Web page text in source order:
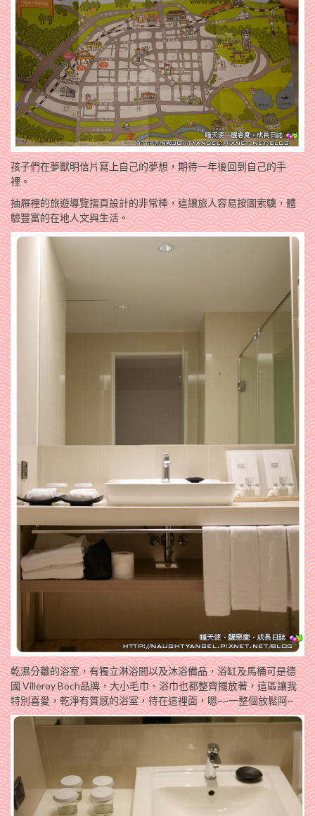
孩子們在夢獸明信片寫上自己的夢想，期待一年後回到自己的手
裡。
抽屜裡的旅遊導覽摺頁設計的非常棒，這讓旅人容易按圖索驥，體
驗豐富的在地人文與生活。
乾濕分離的浴室，有獨立淋浴間以及沐浴備品，浴缸及馬桶可是德
國 Villeroy Boch品牌，大小毛巾、浴巾也都整齊擺放著，這區讓我
特別喜愛，乾淨有質感的浴室，待在這裡面，嗯~~一整個放鬆阿~